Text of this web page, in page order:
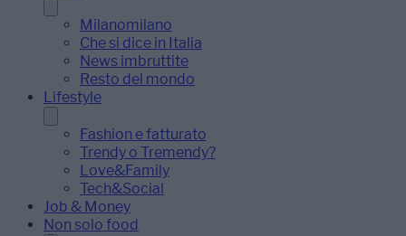
Milanomilano
Che si dice in Italia
News imbruttite
Resto del mondo
Lifestyle
Fashion e fatturato
Trendy o Tremendy?
Love&Family
Tech&Social
Job & Money
Non solo food